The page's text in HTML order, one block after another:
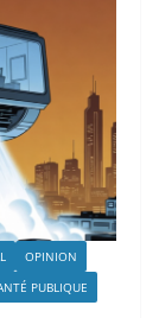
OPINION
PUBLIQUE